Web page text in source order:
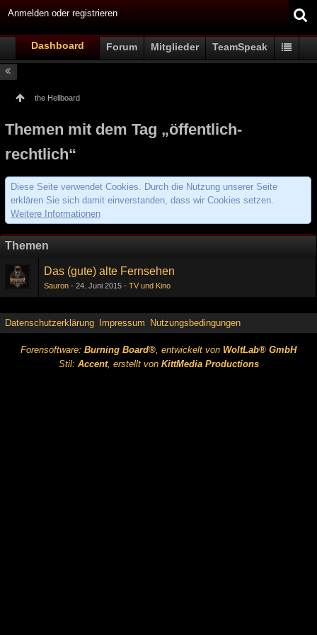
Anmelden oder registrieren
Dashboard Forum Mitglieder TeamSpeak
the Hellboard
Themen mit dem Tag „öffentlich-
rechtlich“
Diese Seite verwendet Cookies. Durch die Nutzung unserer Seite
erklären Sie sich damit einverstanden, dass wir Cookies setzen.
Weitere Informationen
Themen
Das (gute) alte Fernsehen
Sauron 24. Juni 2015 TV und Kino
Datenschutzerklärung Impressum Nutzungsbedingungen
Forensoftware: Burning Board®, entwickelt von WoltLab® GmbH
Stil: Accent, erstellt von KittMedia Productions